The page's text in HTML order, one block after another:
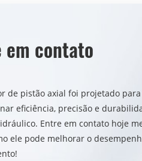
em contato
de pistão axial foi projetado para
eficiência, precisão e
Entre em contato hoje
ele pode melhorar o